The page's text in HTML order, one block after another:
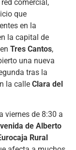
comercial,
que
en la
la capital de
Tres Cantos,
una nueva
tras la
la calle Clara del
viernes de 8:30 a
de Alberto
Rural